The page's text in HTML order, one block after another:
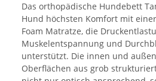
Das orthopädische Hundebett
Hund höchsten Komfort mit
Foam Matratze, die
Muskelentspannung und
unterstützt. Die innen und
Oberflächen aus grob